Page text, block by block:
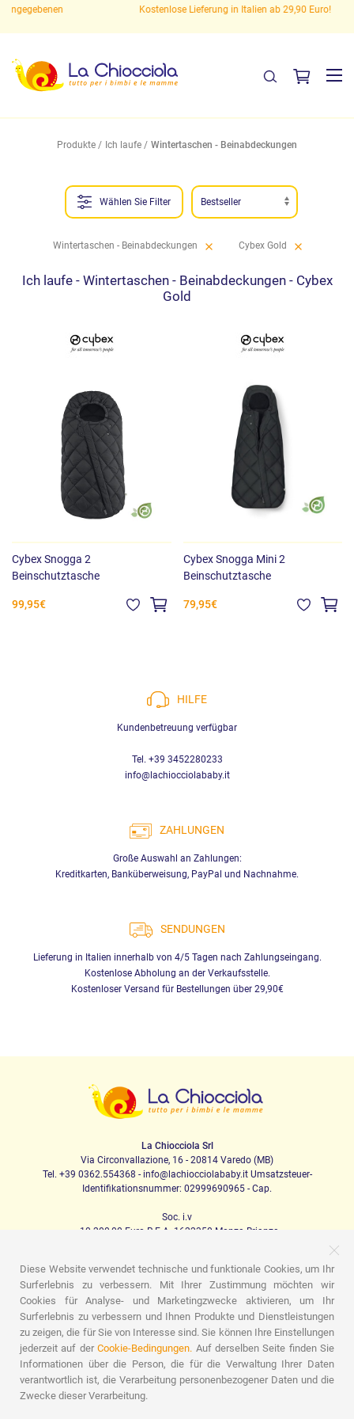
Kostenlose Lieferung in Italien ab 29,90 Euro!
Produkte Ich laufe Wintertaschen - Beinabdeckungen
Wählen Sie Filter
Wintertaschen - Beinabdeckungen Cybex Gold
Ich laufe - Wintertaschen - Beinabdeckungen - Cybex
Gold
Cybex Snogga 2
Beinschutztasche
99,95€
Cybex Snogga Mini 2
Beinschutztasche
79,95€
HILFE
Kundenbetreuung verfügbar
Tel. +39 3452280233
info@lachiocciolababy.it
ZAHLUNGEN
Große Auswahl an Zahlungen:
Kreditkarten, Banküberweisung, PayPal und Nachnahme.
SENDUNGEN
Lieferung in Italien innerhalb von 4/5 Tagen nach Zahlungseingang.
Kostenlose Abholung an der Verkaufsstelle.
Kostenloser Versand für Bestellungen über 29,90€
La Chiocciola Srl
Via Circonvallazione, 16 - 20814 Varedo (MB)
Tel. +39 0362.554368 - info@lachiocciolababy.it Umsatzsteuer-
Identifikationsnummer: 02999690965 - Cap.
Soc. i.v
. 10.200,00 Euro R.E.A. 1622350 Monza Brianza
PRODOTTI
Ich laufe
Kindersitze Das Haus
Babynahrung
Schlafen
Babyhygiene Mama und Baby
Bekleidung
Spiel
Geschenk-Karte Set für Babys
Geschenk-Ideen
Zimmer für Kinder
Werbeaktionen Marchi
Diese Website verwendet technische und funktionale Cookies, um Ihr
Surferlebnis zu verbessern. Mit Ihrer Zustimmung möchten wir
Cookies für Analyse- und Marketingzwecke aktivieren, um Ihr
Surferlebnis zu verbessern und Ihnen Produkte und Dienstleistungen
zu zeigen, die für Sie von Interesse sind. Sie können Ihre Einstellungen
jederzeit auf derCookie-Bedingungen. Auf derselben Seite finden Sie
Informationen über die Person, die für die Verwaltung Ihrer Daten
verantwortlich ist, die Verarbeitung personenbezogener Daten und die
Zwecke dieser Verarbeitung.